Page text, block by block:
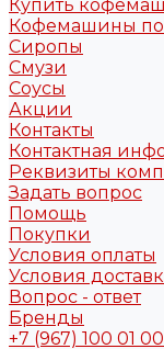
Купить
Кофемашины
Сиропы
Смузи
Соусы
Акции
Контакты
Контактная
Реквизиты
Задать вопрос
Помощь
Покупки
Условия оплаты
Условия
Вопрос - ответ
Бренды
+7 (967) 100 01 00